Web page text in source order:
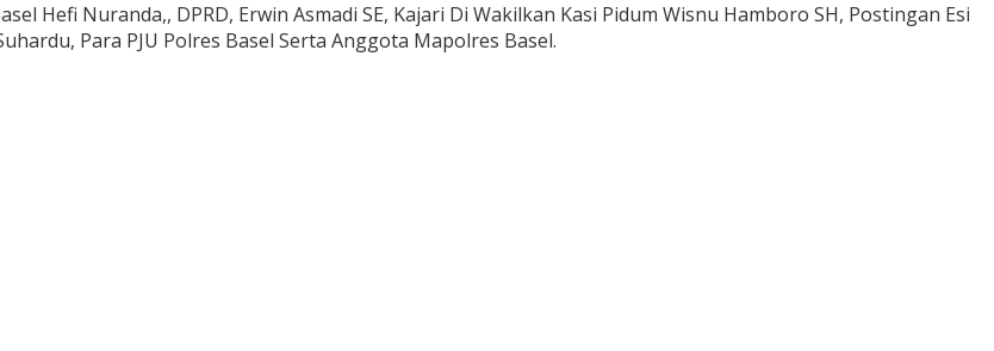
Hefi Nuranda,, DPRD, Erwin Asmadi SE, Kajari Di Wakilkan Kasi Pidum Wisnu Hamboro SH, Postingan Esi
Para PJU Polres Basel Serta Anggota Mapolres Basel.